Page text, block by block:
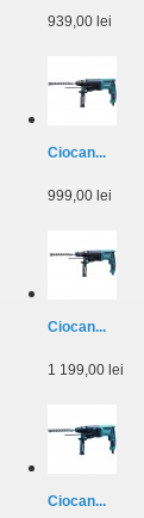
939,00 lei
Ciocan...
999,00 lei
Ciocan...
1 199,00 lei
Ciocan...